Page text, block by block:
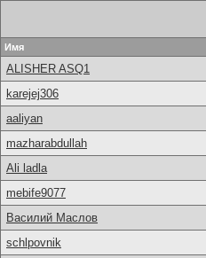
Имя
ALISHER ASQ1
karejej306
aaliyan
mazharabdullah
Ali ladla
mebife9077
Василий Маслов
schlpovnik